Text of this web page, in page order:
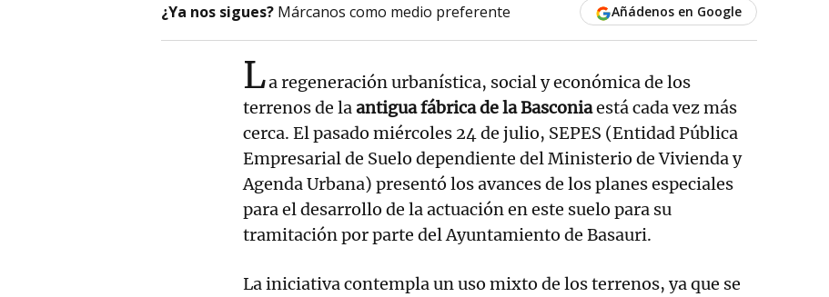
¿Ya nos sigues? Márcanos como medio preferente Añádenos en Google
La regeneración urbanística, social y económica de los
terrenos de laantigua fábrica de la Basconiaestá cada vez más
cerca. El pasado miércoles 24 de julio, SEPES (Entidad Pública
Empresarial de Suelo dependiente del Ministerio de Vivienda y
Agenda Urbana) presentó los avances de los planes especiales
para el desarrollo de la actuación en este suelo para su
tramitación por parte del Ayuntamiento de Basauri.
La iniciativa contempla un uso mixto de los terrenos, ya que se